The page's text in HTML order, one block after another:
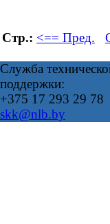
Стр.: <== Пред.
Служба
поддержки:
+375 17 293 29 78
skk@nlb.by